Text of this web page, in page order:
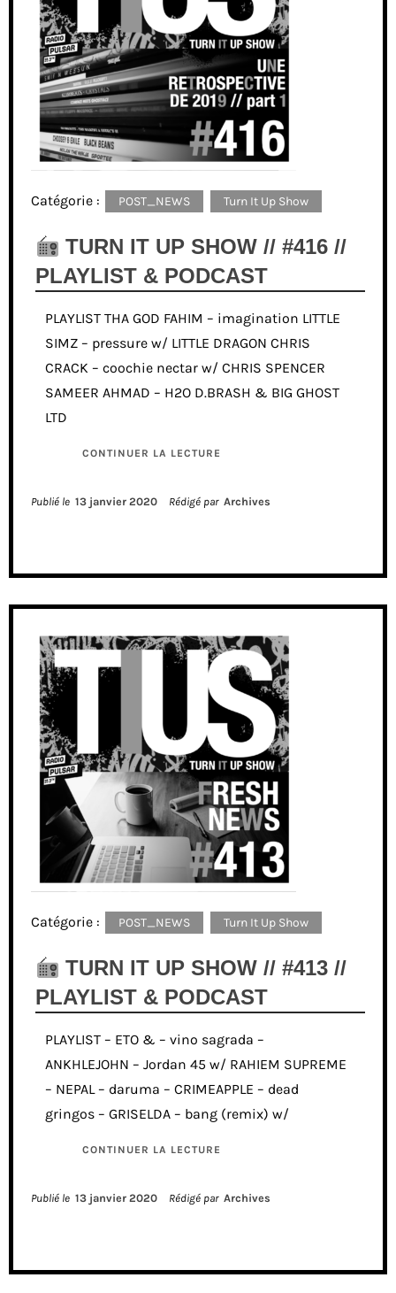
Catégorie : POST_NEWS Turn It Up Show
TURN IT UP SHOW // #416 //
PLAYLIST & PODCAST
PLAYLIST THA GOD FAHIM – imagination LITTLE
SIMZ – pressure w/ LITTLE DRAGON CHRIS
CRACK – coochie nectar w/ CHRIS SPENCER
SAMEER AHMAD – H2O D.BRASH & BIG GHOST
LTD
CONTINUER LA LECTURE
Publié le 13 janvier 2020 Rédigé par Archives
Catégorie : POST_NEWS Turn It Up Show
TURN IT UP SHOW // #413 //
PLAYLIST & PODCAST
PLAYLIST – ETO & – vino sagrada –
ANKHLEJOHN – Jordan 45 w/ RAHIEM SUPREME
– NEPAL – daruma – CRIMEAPPLE – dead
gringos – GRISELDA – bang (remix) w/
CONTINUER LA LECTURE
Publié le 13 janvier 2020 Rédigé par Archives